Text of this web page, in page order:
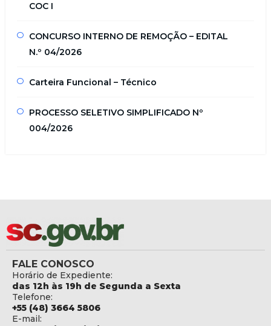
COC I
CONCURSO INTERNO DE REMOÇÃO – EDITAL
N.º 04/2026
Carteira Funcional – Técnico
PROCESSO SELETIVO SIMPLIFICADO Nº
004/2026
FALE CONOSCO
Horário de Expediente:
das 12h às 19h de Segunda a Sexta
Telefone:
+55 (48) 3664 5806
E-mail: